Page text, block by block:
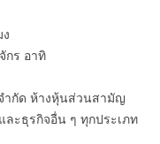
กร อาทิ
ำกัด ห้างหุ้นส่วนสามัญ
ะธุรกิจอื่น ๆ ทุกประเภท